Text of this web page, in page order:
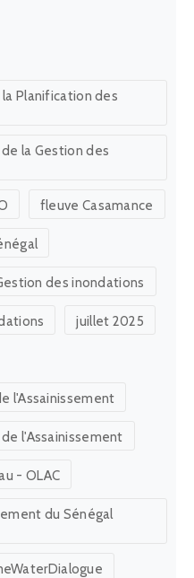
Planification des
la Gestion des
fleuve Casamance
des inondations
juillet 2025
l'Assainissement
l'Assainissement
- OLAC
du Sénégal